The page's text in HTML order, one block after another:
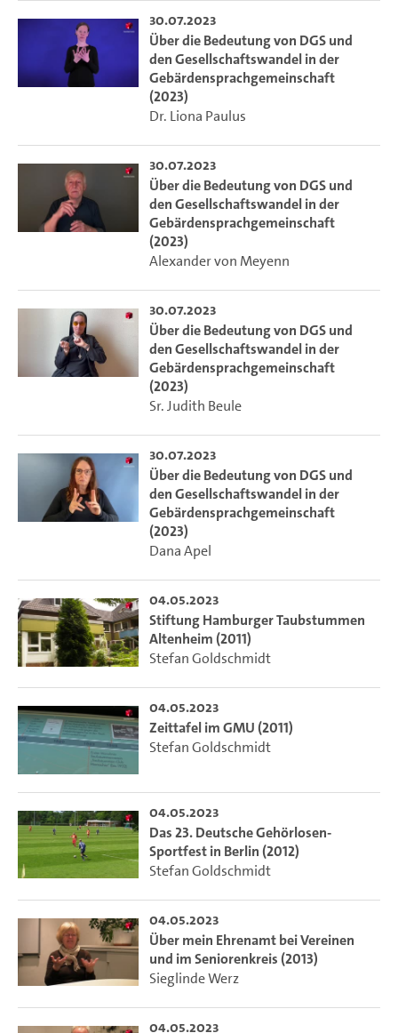
30.07.2023
Über die Bedeutung von DGS und
den Gesellschaftswandel in der
Gebärdensprachgemeinschaft
(2023)
Dr. Liona Paulus
30.07.2023
Über die Bedeutung von DGS und
den Gesellschaftswandel in der
Gebärdensprachgemeinschaft
(2023)
Alexander von Meyenn
30.07.2023
Über die Bedeutung von DGS und
den Gesellschaftswandel in der
Gebärdensprachgemeinschaft
(2023)
Sr. Judith Beule
30.07.2023
Über die Bedeutung von DGS und
den Gesellschaftswandel in der
Gebärdensprachgemeinschaft
(2023)
Dana Apel
04.05.2023
Stiftung Hamburger Taubstummen
Altenheim (2011)
Stefan Goldschmidt
04.05.2023
Zeittafel im GMU (2011)
Stefan Goldschmidt
04.05.2023
Das 23. Deutsche Gehörlosen-
Sportfest in Berlin (2012)
Stefan Goldschmidt
04.05.2023
Über mein Ehrenamt bei Vereinen
und im Seniorenkreis (2013)
Sieglinde Werz
04.05.2023